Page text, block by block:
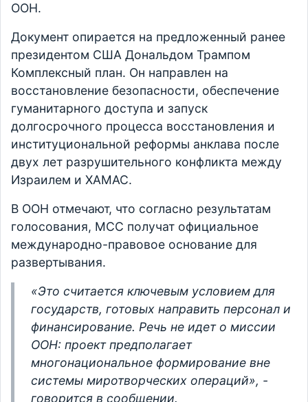
ООН.
Документ опирается на предложенный ранее
президентом США Дональдом Трампом
Комплексный план. Он направлен на
восстановление безопасности, обеспечение
гуманитарного доступа и запуск
долгосрочного процесса восстановления и
институциональной реформы анклава после
двух лет разрушительного конфликта между
Израилем и ХАМАС.
В ООН отмечают, что согласно результатам
голосования, МСС получат официальное
международно-правовое основание для
развертывания.
«Это считается ключевым условием для
государств, готовых направить персонал и
финансирование. Речь не идет о миссии
ООН: проект предполагает
многонациональное формирование вне
системы миротворческих операций», -
говорится в сообщении.